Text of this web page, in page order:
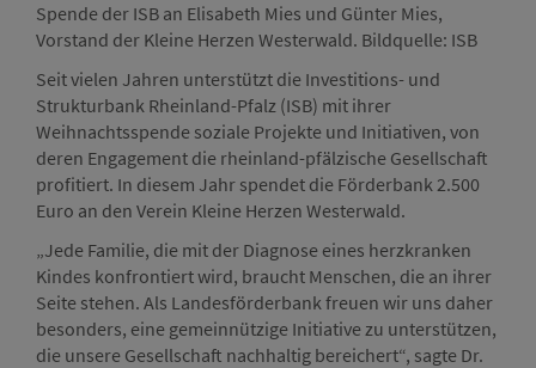
Spende der ISB an Elisabeth Mies und Günter Mies,
Vorstand der Kleine Herzen Westerwald. Bildquelle: ISB
Seit vielen Jahren unterstützt die Investitions- und
Strukturbank Rheinland-Pfalz (ISB) mit ihrer
Weihnachtsspende soziale Projekte und Initiativen, von
deren Engagement die rheinland-pfälzische Gesellschaft
profitiert. In diesem Jahr spendet die Förderbank 2.500
Euro an den Verein Kleine Herzen Westerwald.
„Jede Familie, die mit der Diagnose eines herzkranken
Kindes konfrontiert wird, braucht Menschen, die an ihrer
Seite stehen. Als Landesförderbank freuen wir uns daher
besonders, eine gemeinnützige Initiative zu unterstützen,
die unsere Gesellschaft nachhaltig bereichert“, sagte Dr.